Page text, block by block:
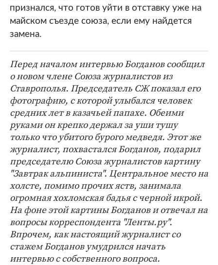
признался, что готов уйти в отставку уже на
майском съезде союза, если ему найдется
замена.
Перед началом интервью Богданов сообщил
о новом члене Союза журналистов из
Ставрополья. Председатель СЖ показал его
фотографию, с которой улыбался человек
средних лет в казачьей папахе. Обеими
руками он крепко держал за уши тушу
только что убитого бурого медведя. Этот же
журналист, похвастался Богданов, подарил
председателю Союза журналистов картину
"Завтрак альпиниста". Центральное место на
холсте, помимо прочих яств, занимала
огромная хохломская бадья с черной икрой.
На фоне этой картины Богданов и отвечал на
вопросы корреспондента "Ленты.ру".
Впрочем, как настоящий журналист со
стажем Богданов умудрился начать
интервью с собственного вопроса.